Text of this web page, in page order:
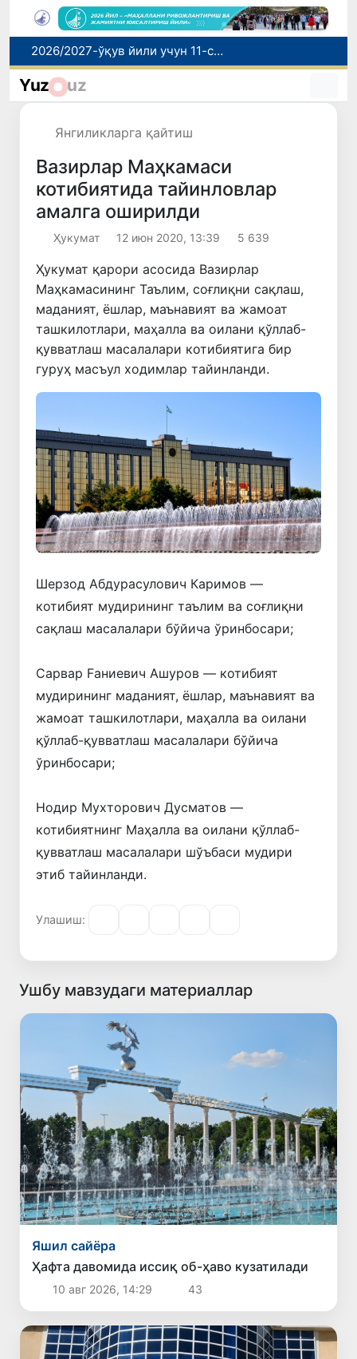
Нафақага чиқариб беришни ваъда қилган бош мутахассис ушланди
Рақобат қўмитаси биологик фаол қўшимчалар рекламаси бўйича огоҳлантирди
Yuz uz
Янгиликларга қайтиш
Вазирлар Маҳкамаси
котибиятида тайинловлар
амалга оширилди
Ҳукумат 12 июн 2020, 13:39 5 639
Ҳукумат қарори асосида Вазирлар
Маҳкамасининг Таълим, соғлиқни сақлаш,
маданият, ёшлар, маънавият ва жамоат
ташкилотлари, маҳалла ва оилани қўллаб-
қувватлаш масалалари котибиятига бир
гуруҳ масъул ходимлар тайинланди.
Шерзод Абдурасулович Каримов —
котибият мудирининг таълим ва соғлиқни
сақлаш масалалари бўйича ўринбосари;
Сарвар Fаниевич Ашуров — котибият
мудирининг маданият, ёшлар, маънавият ва
жамоат ташкилотлари, маҳалла ва оилани
қўллаб-қувватлаш масалалари бўйича
ўринбосари;
Нодир Мухторович Дусматов —
котибиятнинг Маҳалла ва оилани қўллаб-
қувватлаш масалалари шўъбаси мудири
этиб тайинланди.
Улашиш:
Ушбу мавзудаги материаллар
Яшил сайёра
Ҳафта давомида иссиқ об-ҳаво кузатилади
10 авг 2026, 14:29 43